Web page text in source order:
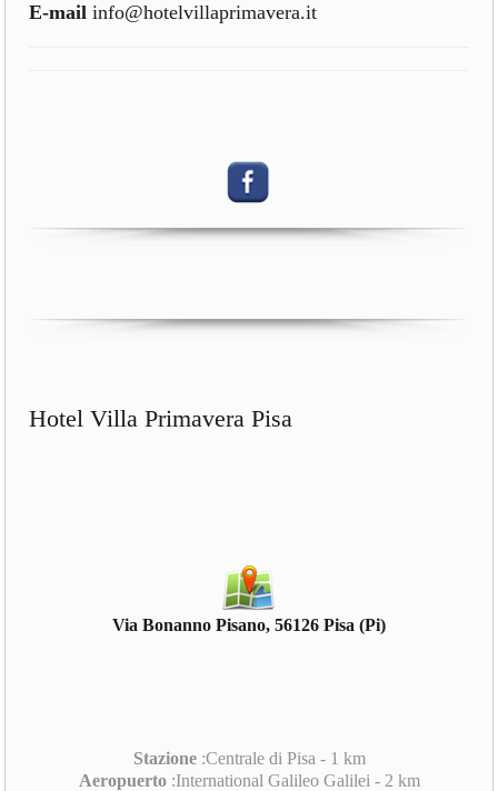
E-mail info@hotelvillaprimavera.it
Hotel Villa Primavera Pisa
Via Bonanno Pisano, 56126 Pisa (Pi)
Stazione:Centrale di Pisa - 1 km
Aeropuerto:International Galileo Galilei - 2 km